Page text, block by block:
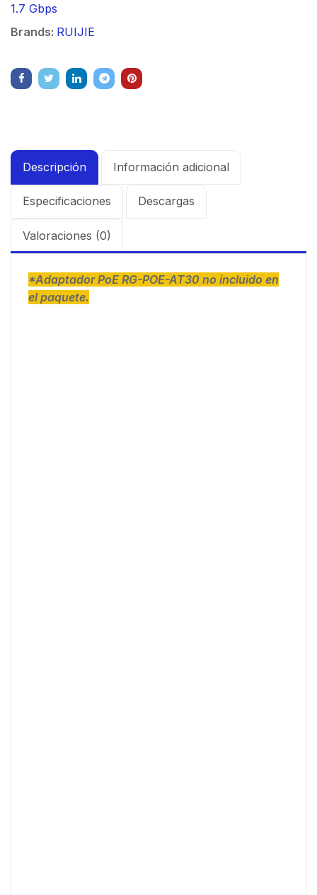
1.7 Gbps
Brands: RUIJIE
Descripción Información adicional
Especificaciones Descargas
Valoraciones (0)
*Adaptador PoE RG-POE-AT30 no incluido en
el paquete.